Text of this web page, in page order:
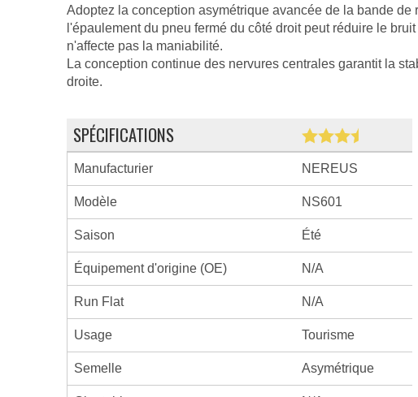
Adoptez la conception asymétrique avancée de la bande de
l'épaulement du pneu fermé du côté droit peut réduire le
n'affecte pas la maniabilité.
La conception continue des nervures centrales garantit la
droite.
SPÉCIFICATIONS
Manufacturier NEREUS
Modèle NS601
Saison Été
Équipement d'origine (OE) N/A
Run Flat N/A
Usage Tourisme
Semelle Asymétrique